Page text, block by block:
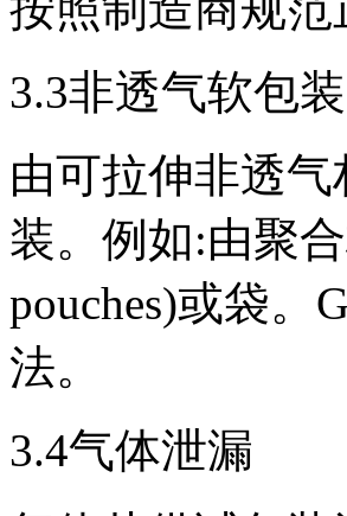
3.3非透气软包装
由可拉伸非透
装。例如:由聚
pouches)或袋。
法。
3.4气体泄漏